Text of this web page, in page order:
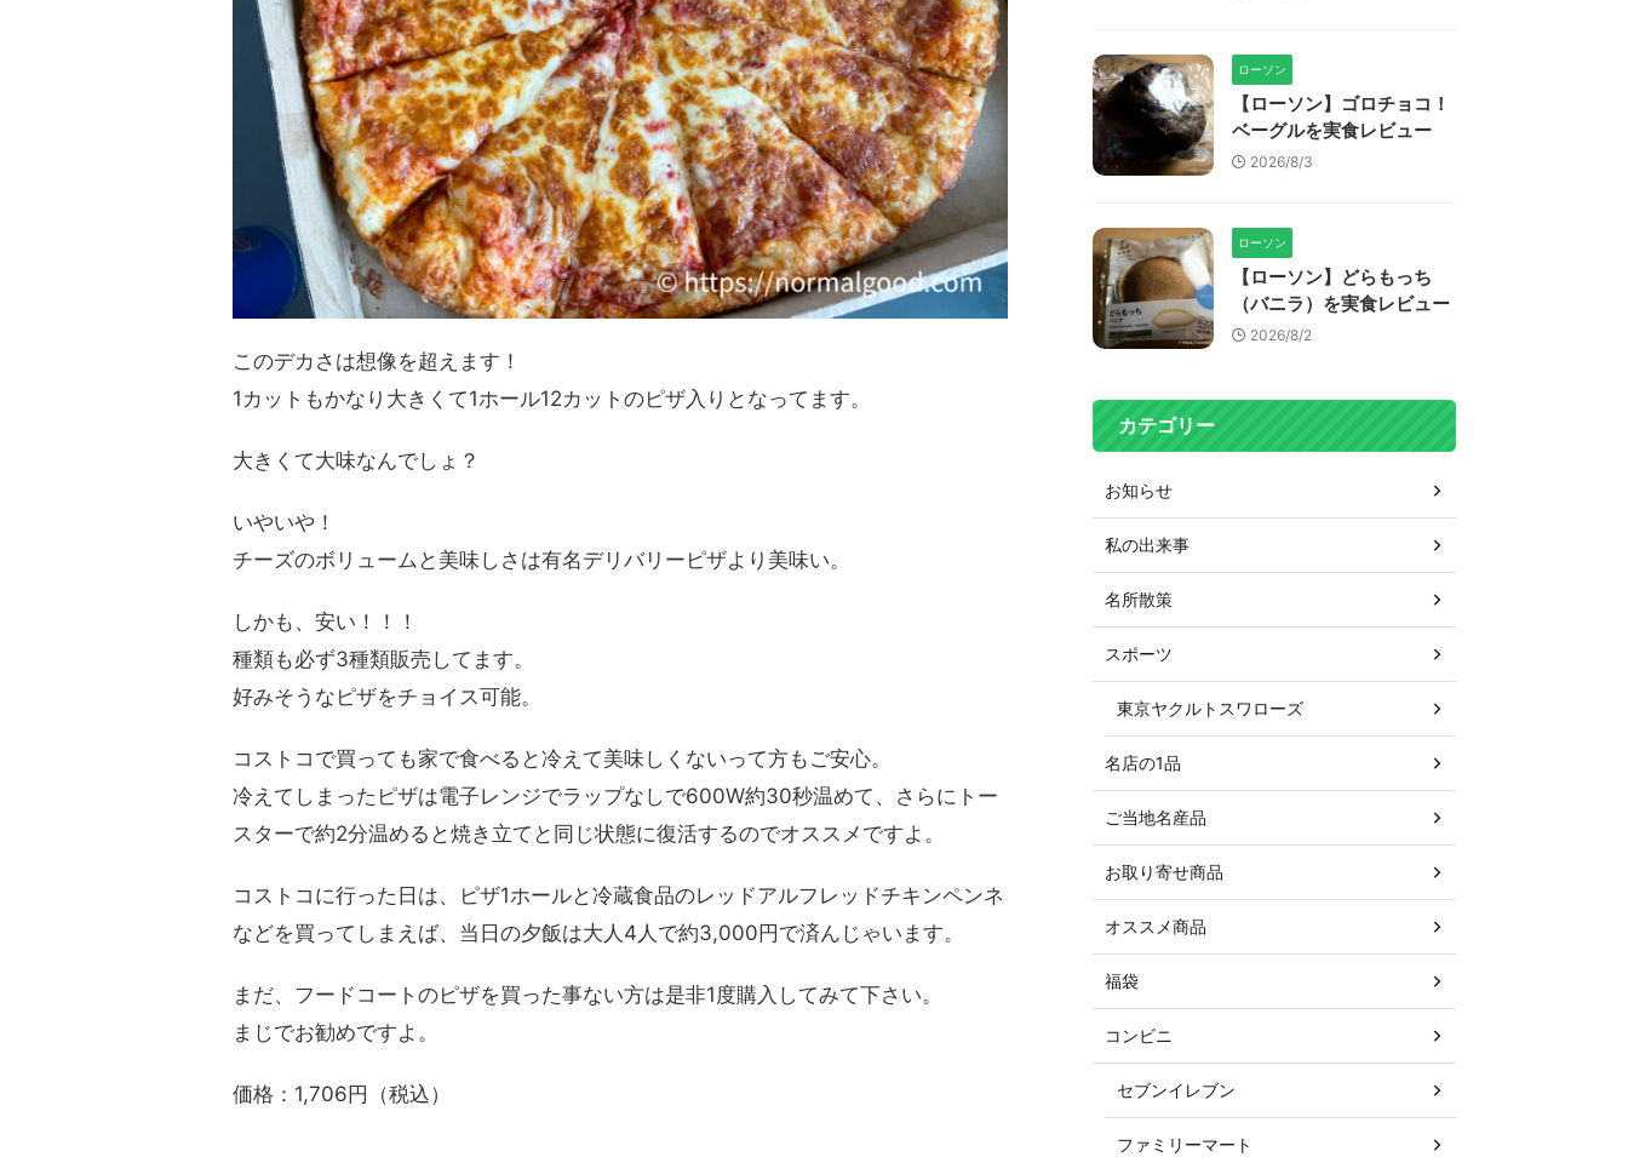
このデカさは想像を超えます！
1カットもかなり大きくて1ホール12カットのピザ入りとなってます。
大きくて大味なんでしょ？
いやいや！
チーズのボリュームと美味しさは有名デリバリーピザより美味い。
しかも、安い！！！
種類も必ず3種類販売してます。
好みそうなピザをチョイス可能。
コストコで買っても家で食べると冷えて美味しくないって方もご安心。
冷えてしまったピザは電子レンジでラップなしで600W約30秒温めて、さらにトー
スターで約2分温めると焼き立てと同じ状態に復活するのでオススメですよ。
コストコに行った日は、ピザ1ホールと冷蔵食品のレッドアルフレッドチキンペンネ
などを買ってしまえば、当日の夕飯は大人4人で約3,000円で済んじゃいます。
まだ、フードコートのピザを買った事ない方は是非1度購入してみて下さい。
まじでお勧めですよ。
価格：1,706円（税込）
ローソン
【ローソン】ゴロチョコ！
ベーグルを実食レビュー
2026/8/3
ローソン
【ローソン】どらもっち
（バニラ）を実食レビュー
2026/8/2
カテゴリー
お知らせ
私の出来事
名所散策
スポーツ
東京ヤクルトスワローズ
名店の1品
ご当地名産品
お取り寄せ商品
オススメ商品
福袋
コンビニ
セブンイレブン
ファミリーマート